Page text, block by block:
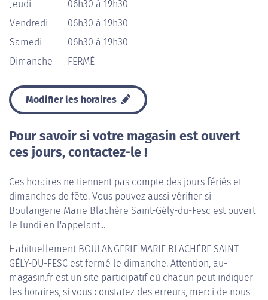
Jeudi
06h30 à 19h30
Vendredi
06h30 à 19h30
Samedi
06h30 à 19h30
Dimanche
FERMÉ
Modifier les horaires
Pour savoir si votre magasin est ouvert
ces jours, contactez-le !
Ces horaires ne tiennent pas compte des jours fériés et
dimanches de fête. Vous pouvez aussi vérifier si
Boulangerie Marie Blachère Saint-Gély-du-Fesc est ouvert
le lundi en l'appelant...
Habituellement BOULANGERIE MARIE BLACHÈRE SAINT-
GÉLY-DU-FESC est fermé le dimanche. Attention, au-
magasin.fr est un site participatif où chacun peut indiquer
les horaires, si vous constatez des erreurs, merci de nous